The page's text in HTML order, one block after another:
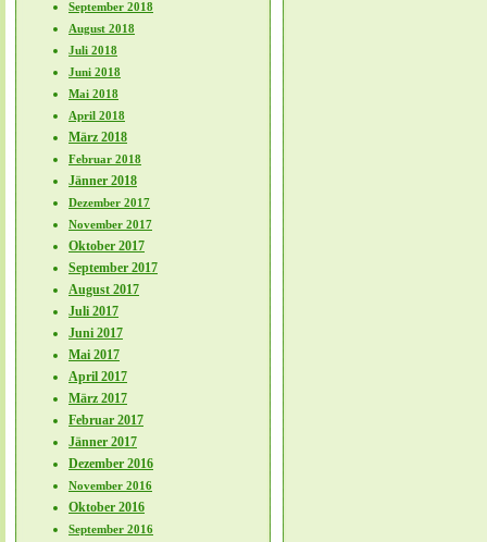
September 2018
August 2018
Juli 2018
Juni 2018
Mai 2018
April 2018
März 2018
Februar 2018
Jänner 2018
Dezember 2017
November 2017
Oktober 2017
September 2017
August 2017
Juli 2017
Juni 2017
Mai 2017
April 2017
März 2017
Februar 2017
Jänner 2017
Dezember 2016
November 2016
Oktober 2016
September 2016